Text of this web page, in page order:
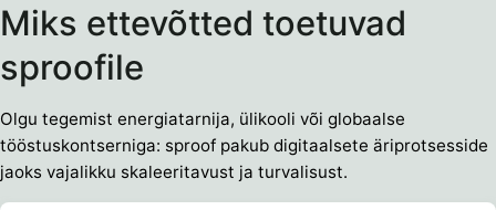
Miks ettevõtted toetuvad
sproofile
Olgu tegemist energiatarnija, ülikooli või globaalse
tööstuskontserniga: sproof pakub digitaalsete äriprotsesside
jaoks vajalikku skaleeritavust ja turvalisust.